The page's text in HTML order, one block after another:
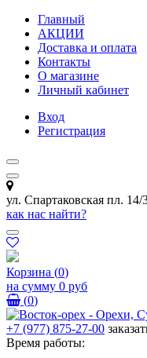
Главный
АКЦИИ
Доставка и оплата
Контакты
О магазине
Личный кабинет
Вход
Регистрация
ул. Спартаковская пл. 14/
как нас найти?
Корзина (0)
на сумму 0 руб
(0)
+7 (977) 875-27-00
Время работы: